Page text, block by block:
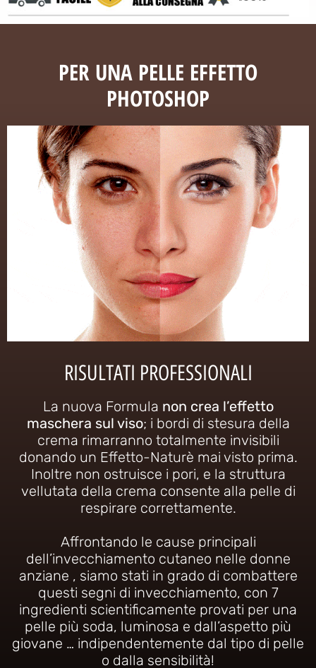
PER UNA PELLE EFFETTO
PHOTOSHOP
RISULTATI PROFESSIONALI
La nuova Formula non crea l’effetto
maschera sul viso; i bordi di stesura della
crema rimarranno totalmente invisibili
donando un Effetto-Naturè mai visto prima.
Inoltre non ostruisce i pori, e la struttura
vellutata della crema consente alla pelle di
respirare correttamente.
Affrontando le cause principali
dell’invecchiamento cutaneo nelle donne
anziane , siamo stati in grado di combattere
questi segni di invecchiamento, con 7
ingredienti scientificamente provati per una
pelle più soda, luminosa e dall’aspetto più
giovane … indipendentemente dal tipo di pelle
o dalla sensibilità!